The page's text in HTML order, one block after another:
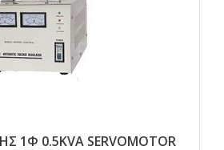
1Φ 0.5KVA SERVOMOTOR